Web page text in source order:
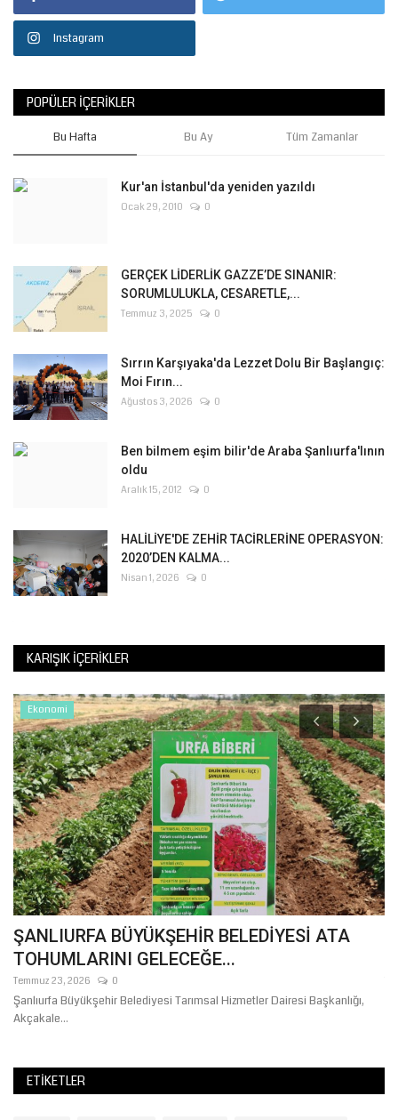
Instagram
POPÜLER İÇERIKLER
Bu Hafta Bu Ay Tüm Zamanlar
Kur'an İstanbul'da yeniden yazıldı
Ocak 29, 2010 0
GERÇEK LİDERLİK GAZZE’DE SINANIR:
SORUMLULUKLA, CESARETLE,...
Temmuz 3, 2025 0
Sırrın Karşıyaka'da Lezzet Dolu Bir Başlangıç:
Moi Fırın...
Ağustos 3, 2026 0
Ben bilmem eşim bilir'de Araba Şanlıurfa'lının
oldu
Aralık 15, 2012 0
HALİLİYE'DE ZEHİR TACİRLERİNE OPERASYON:
2020’DEN KALMA...
Nisan 1, 2026 0
KARIŞIK İÇERIKLER
Ekonomi
ŞANLIURFA BÜYÜKŞEHİR BELEDİYESİ ATA
TOHUMLARINI GELECEĞE...
Temmuz 23, 2026 0
Şanlıurfa Büyükşehir Belediyesi Tarımsal Hizmetler Dairesi Başkanlığı,
Akçakale...
ETIKETLER